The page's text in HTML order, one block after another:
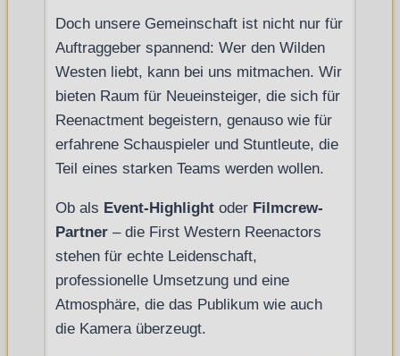
Doch unsere Gemeinschaft ist nicht nur für
Auftraggeber spannend: Wer den Wilden
Westen liebt, kann bei uns mitmachen. Wir
bieten Raum für Neueinsteiger, die sich für
Reenactment begeistern, genauso wie für
erfahrene Schauspieler und Stuntleute, die
Teil eines starken Teams werden wollen.
Ob als Event-Highlightoder Filmcrew-
Partner– die First Western Reenactors
stehen für echte Leidenschaft,
professionelle Umsetzung und eine
Atmosphäre, die das Publikum wie auch
die Kamera überzeugt.